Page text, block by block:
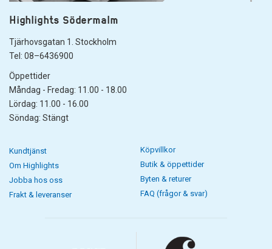
Highlights Södermalm
Tjärhovsgatan 1. Stockholm
Tel: 08–6436900
Öppettider
Måndag - Fredag: 11.00 - 18.00
Lördag: 11.00 - 16.00
Söndag: Stängt
Kundtjänst
Om Highlights
Jobba hos oss
Frakt & leveranser
Köpvillkor
Butik & öppettider
Byten & returer
FAQ (frågor & svar)